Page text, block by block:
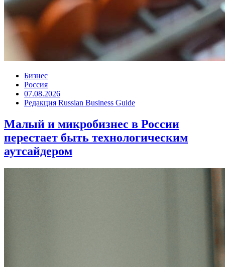
Бизнес
Россия
07.08.2026
Редакция Russian Business Guide
Малый и микробизнес в России
перестает быть технологическим
аутсайдером